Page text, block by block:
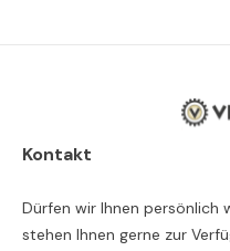
Kontakt
Dürfen wir Ihnen persönlich
stehen Ihnen gerne zur